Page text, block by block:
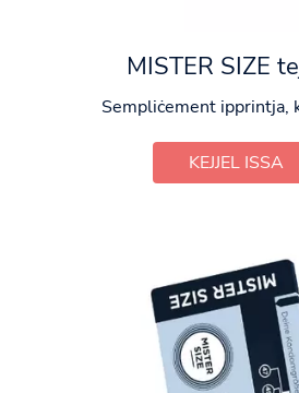
MISTER SIZE
Sempliċement ipprintja,
KEJJEL ISSA